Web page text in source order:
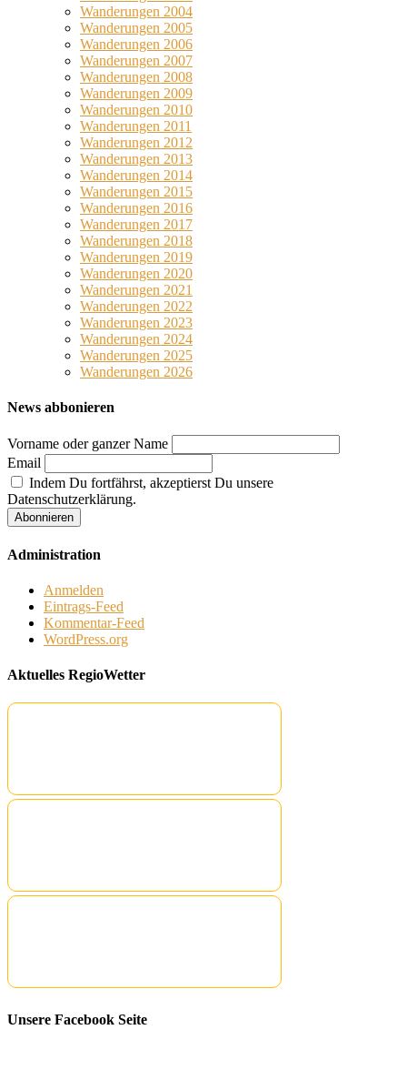
Wanderungen 2004
Wanderungen 2005
Wanderungen 2006
Wanderungen 2007
Wanderungen 2008
Wanderungen 2009
Wanderungen 2010
Wanderungen 2011
Wanderungen 2012
Wanderungen 2013
Wanderungen 2014
Wanderungen 2015
Wanderungen 2016
Wanderungen 2017
Wanderungen 2018
Wanderungen 2019
Wanderungen 2020
Wanderungen 2021
Wanderungen 2022
Wanderungen 2023
Wanderungen 2024
Wanderungen 2025
Wanderungen 2026
News abbonieren
Vorname oder ganzer Name
Email
Indem Du fortfährst, akzeptierst Du unsere
Datenschutzerklärung.
Administration
Anmelden
Eintrags-Feed
Kommentar-Feed
WordPress.org
Aktuelles RegioWetter
Unsere Facebook Seite